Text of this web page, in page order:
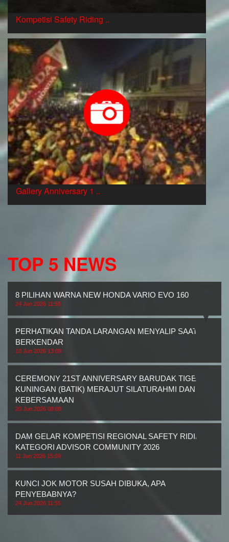
Kompetisi Safety Riding ..
Gallery Anniversary 1 ..
TOP 5 NEWS
8 PILIHAN WARNA NEW HONDA VARIO EVO 160
24 Jun 2026 11:55
PERHATIKAN TANDA LARANGAN MENYALIP SAAT
BERKENDAR
10 Jun 2026 13:09
CEREMONY 21ST ANNIVERSARY BARUDAK TIGER
KUNINGAN (BATIK) MERAJUT SILATURAHMI DAN
KEBERSAMAAN
20 Jun 2026 08:09
DAM GELAR KOMPETISI REGIONAL SAFETY RIDING
KATEGORI ADVISOR COMMUNITY 2026
11 Jun 2026 15:09
KUNCI JOK MOTOR SUSAH DIBUKA, APA
PENYEBABNYA?
24 Jun 2026 11:55